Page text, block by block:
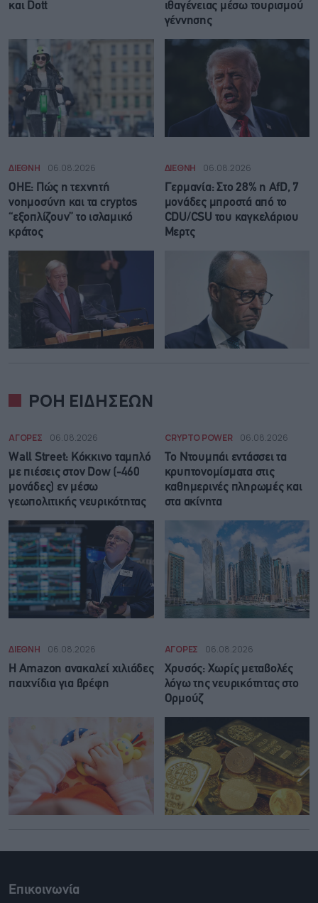
και Dott
ιθαγένειας μέσω τουρισμού
γέννησης
ΔΙΕΘΝΗ 06.08.2026
ΟΗΕ: Πώς η τεχνητή
νοημοσύνη και τα cryptos
“εξοπλίζουν” το ισλαμικό
κράτος
ΔΙΕΘΝΗ 06.08.2026
Γερμανία: Στο 28% η AfD, 7
μονάδες μπροστά από το
CDU/CSU του καγκελάριου
Μερτς
ΡΟΗ ΕΙΔΗΣΕΩΝ
ΑΓΟΡΕΣ 06.08.2026
Wall Street: Κόκκινο ταμπλό
με πιέσεις στον Dow (-460
μονάδες) εν μέσω
γεωπολιτικής νευρικότητας
CRYPTO POWER 06.08.2026
Το Ντουμπάι εντάσσει τα
κρυπτονομίσματα στις
καθημερινές πληρωμές και
στα ακίνητα
ΔΙΕΘΝΗ 06.08.2026
Η Amazon ανακαλεί χιλιάδες
παιχνίδια για βρέφη
ΑΓΟΡΕΣ 06.08.2026
Χρυσός: Χωρίς μεταβολές
λόγω της νευρικότητας στο
Ορμούζ
Επικοινωνία